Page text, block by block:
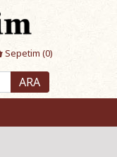
Sepetim (0)
ARA